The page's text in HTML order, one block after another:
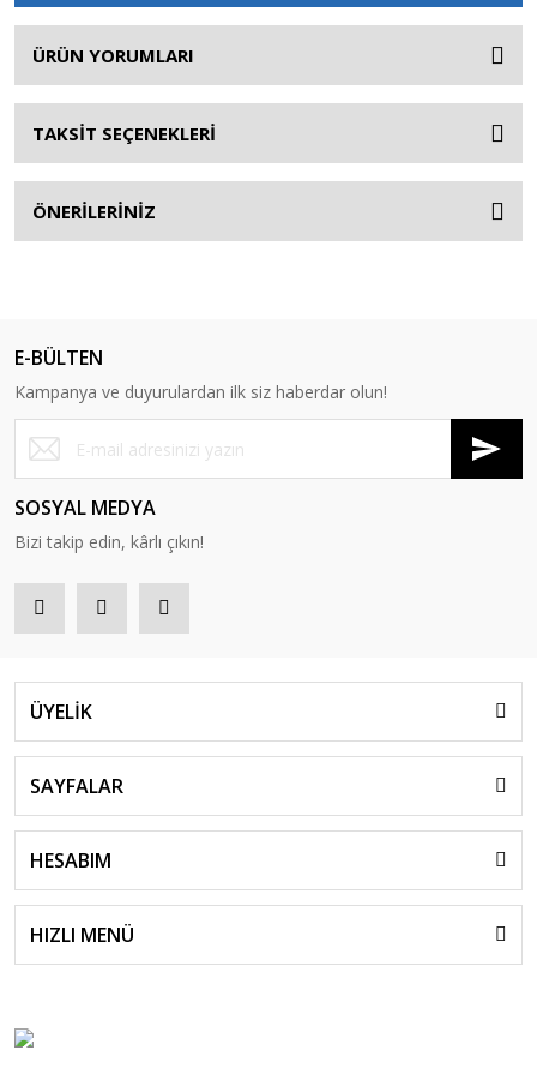
ÜRÜN YORUMLARI
TAKSİT SEÇENEKLERİ
ÖNERİLERİNİZ
E-BÜLTEN
Kampanya ve duyurulardan ilk siz haberdar olun!
SOSYAL MEDYA
Bizi takip edin, kârlı çıkın!
ÜYELİK
SAYFALAR
HESABIM
HIZLI MENÜ